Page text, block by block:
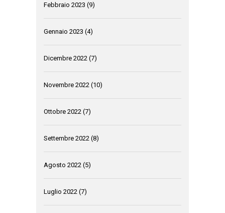
Febbraio 2023 (9)
Gennaio 2023 (4)
Dicembre 2022 (7)
Novembre 2022 (10)
Ottobre 2022 (7)
Settembre 2022 (8)
Agosto 2022 (5)
Luglio 2022 (7)